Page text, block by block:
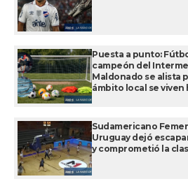
Puesta a punto:
campeón del
Maldonado se alista
ámbito local se viven
Sudamericano
Uruguay dejó
y comprometió la